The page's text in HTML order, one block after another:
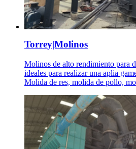
Torrey|Molinos
Molinos de alto rendimiento para
ideales para realizar una aplia
Molida de res, molida de pollo,